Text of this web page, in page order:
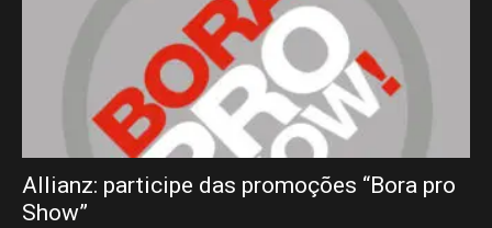
Allianz: participe das promoções “Bora pro
Show”